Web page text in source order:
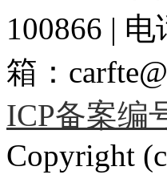
100866 |
箱：
ICP备案编
Copyright